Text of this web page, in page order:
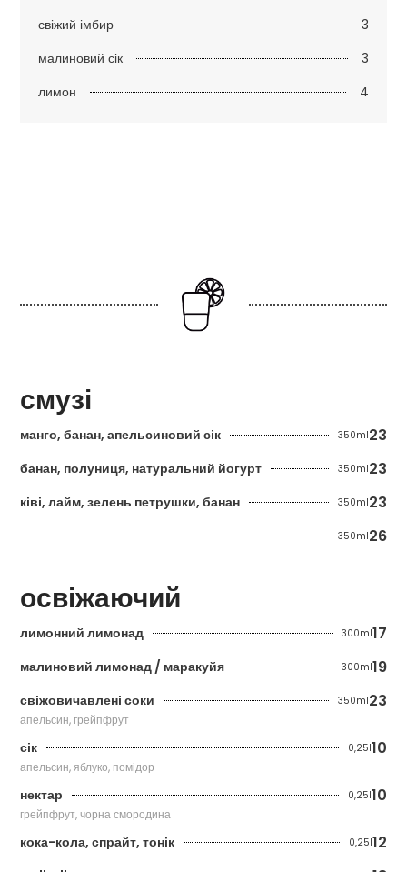
свіжий імбир
3
малиновий сік
3
лимон
4
смузі
манго, банан, апельсиновий сік 350ml23
банан, полуниця, натуральний йогурт 350ml23
ківі, лайм, зелень петрушки, банан 350ml23
350ml26
освіжаючий
лимонний лимонад 300ml17
малиновий лимонад / маракуйя 300ml19
свіжовичавлені соки 350ml23
апельсин, грейпфрут
сік 0,25l10
апельсин, яблуко, помідор
нектар 0,25l10
грейпфрут, чорна смородина
кока-кола, спрайт, тонік 0,25l12